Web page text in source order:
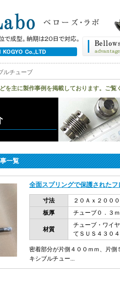
ルチューブ
を主に製作事例を掲載しております。ご覧
一覧
全面スプリングで保護された
寸法
２０Ａｘ２００
板厚
チューブ０．３
材質
チューブ・ワイ
てＳＵＳ４３０４
密着部分が片側４００ｍｍ、片
キシブルチュー...